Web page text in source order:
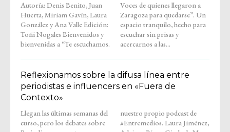
Autoría: Denis Benito, Juan
Huerta, Miriam Gavín, Laura
González y Ana Valle Edición:
Toñi Nogales Bienvenidos y
bienvenidas a “Te escuchamos.
Voces de quienes llegaron a
Zaragoza para quedarse”. Un
espacio tranquilo, hecho para
escuchar sin prisas y
acercarnos a las...
Reflexionamos sobre la difusa línea entre
periodistas e influencers en «Fuera de
Contexto»
Llegan las últimas semanas del
curso, pero los debates sobre
nuestro propio podcast de
#Entremedios. Laura Jiménez,